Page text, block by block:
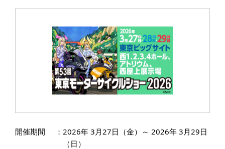
開催期間 ： 2026年 3月27日（金）～ 2026年 3月29日
（日）